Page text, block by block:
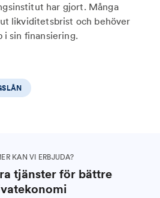
har gjort. Många
likviditetsbrist och behöver
i sin finansiering.
KAN VI ERBJUDA?
tjänster för bättre